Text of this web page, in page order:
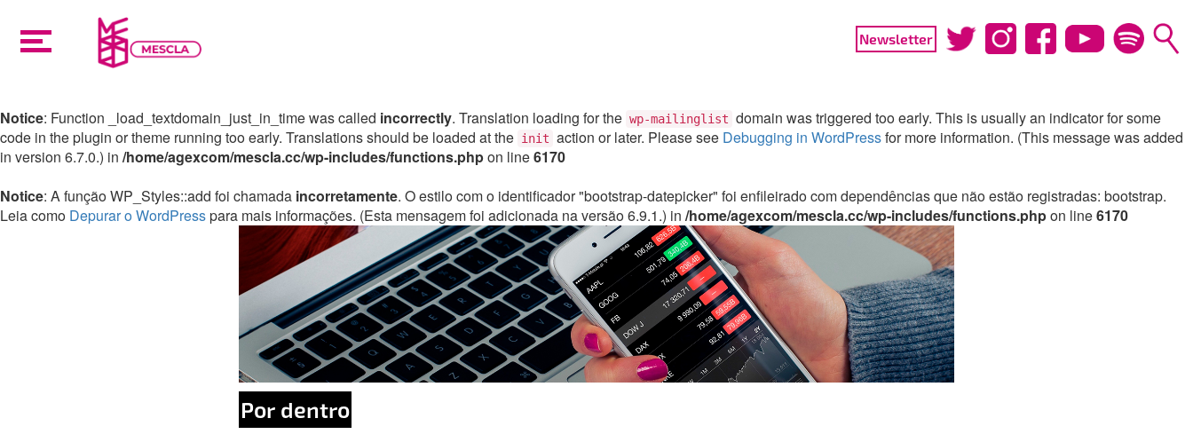
Notice: Function _load_textdomain_just_in_time was called incorrectly. Translation loading for the wp-mailinglist domain was triggered too early. This is usually an indicator for some
code in the plugin or theme running too early. Translations should be loaded at the init action or later. Please see Debugging in WordPressfor more information. (This message was added
in version 6.7.0.) in /home/agexcom/mescla.cc/wp-includes/functions.phpon line6170
Notice: A função WP_Styles::add foi chamada incorretamente. O estilo com o identificador "bootstrap-datepicker" foi enfileirado com dependências que não estão registradas: bootstrap.
Leia como Depurar o WordPresspara mais informações. (Esta mensagem foi adicionada na versão 6.9.1.) in /home/agexcom/mescla.cc/wp-includes/functions.phpon line6170
Newsletter
Por dentro